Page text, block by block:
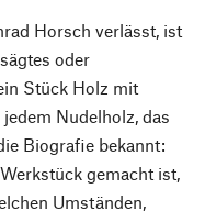
Horsch verlässt, ist
oder
Stück Holz mit
Nudelholz, das
Biografie bekannt:
gemacht ist,
Umständen,